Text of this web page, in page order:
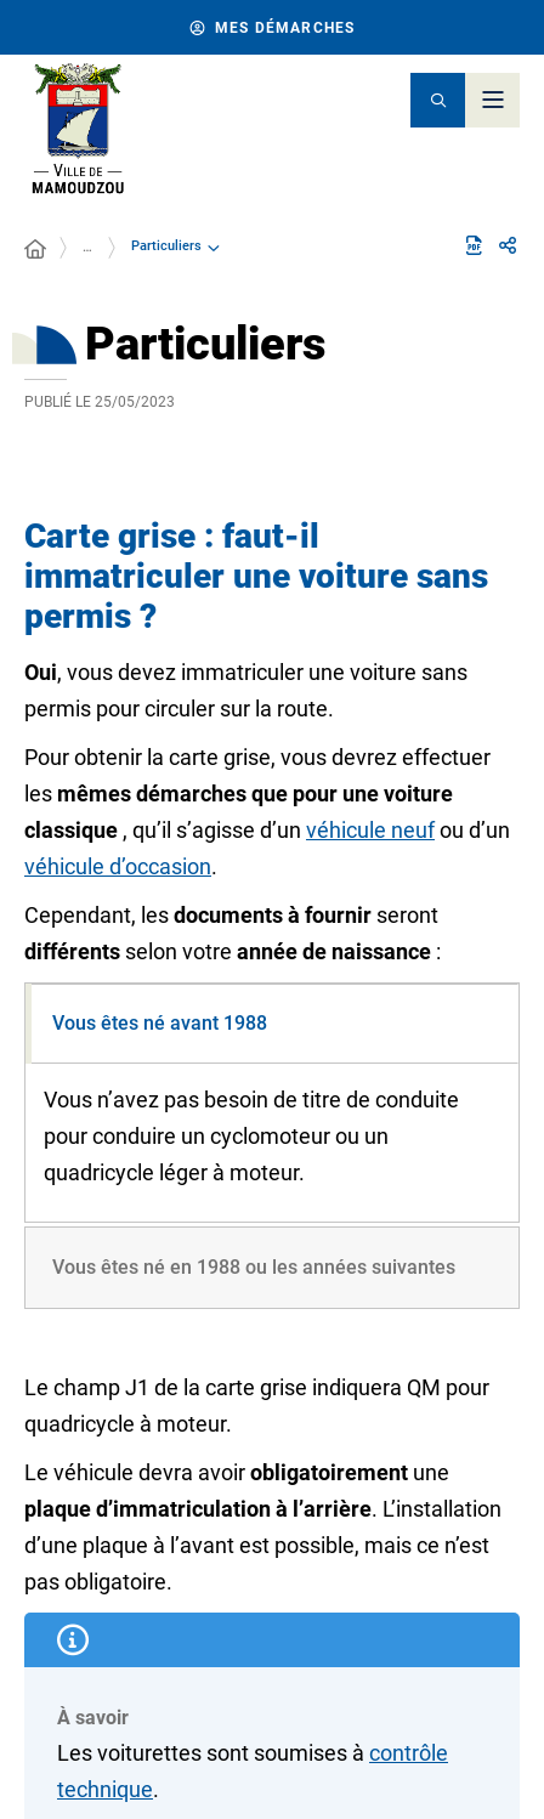
MES DÉMARCHES
… Particuliers
Particuliers
PUBLIÉ LE 25/05/2023
Carte grise : faut-il
immatriculer une voiture sans
permis ?
Oui, vous devez immatriculer une voiture sans
permis pour circuler sur la route.
Pour obtenir la carte grise, vous devrez effectuer
les mêmes démarches que pour une voiture
classique , qu’il s’agisse d’un véhicule neufou d’un
véhicule d’occasion.
Cependant, lesdocuments à fournir seront
différents selon votre année de naissance :
Vous êtes né avant 1988
Vous n’avez pas besoin de titre de conduite
pour conduire un cyclomoteurou un
quadricycle léger à moteur.
Vous êtes né en 1988 ou les années suivantes
Le champJ1 de la carte grise indiquera QM pour
quadricycle à moteur.
Le véhicule devra avoirobligatoirement une
plaque d’immatriculation à l’arrière. L’installation
d’une plaque à l’avant est possible, mais ce n’est
pas obligatoire.
À savoir
Les voiturettes sont soumises à contrôle
technique.